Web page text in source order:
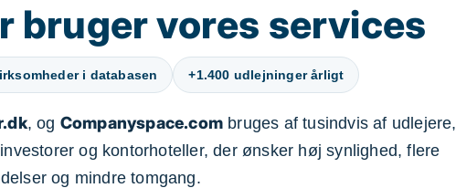
bruger vores services
i databasen +1.400 udlejninger årligt
, og Companyspace.combruges af tusindvis af udlejere,
og kontorhoteller, der ønsker høj synlighed, flere
og mindre tomgang.